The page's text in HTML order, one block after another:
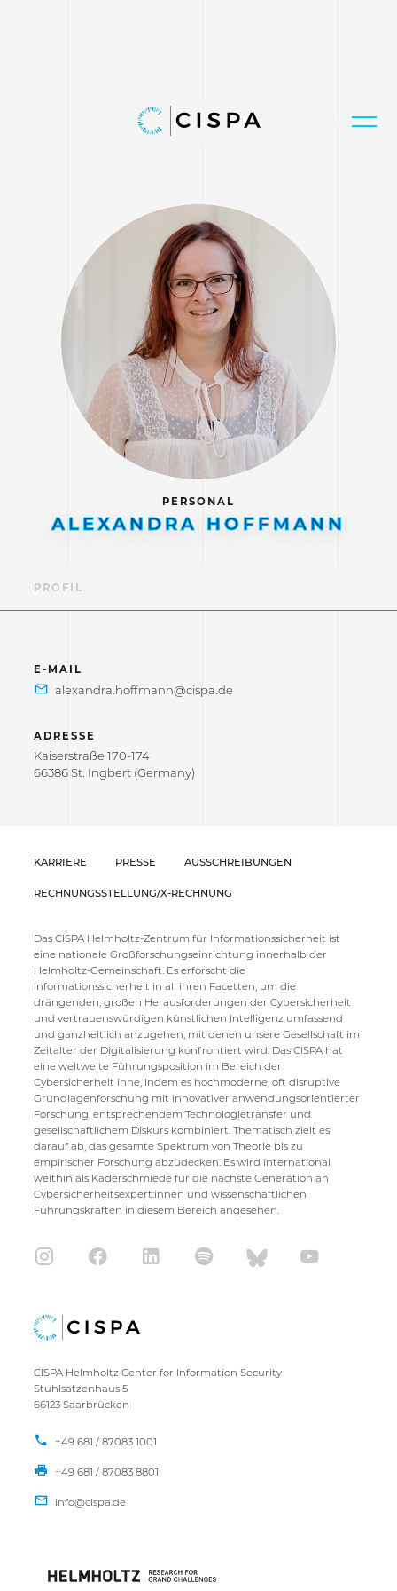
PERSONAL
ALEXANDRA HOFFMANN
PROFIL
E-MAIL
ADRESSE
Kaiserstraße 170-174
66386 St. Ingbert (Germany)
KARRIERE PRESSE AUSSCHREIBUNGEN
RECHNUNGSSTELLUNG/X-RECHNUNG
Das CISPA Helmholtz-Zentrum für Informationssicherheit ist
eine nationale Großforschungseinrichtung innerhalb der
Helmholtz-Gemeinschaft. Es erforscht die
Informationssicherheit in all ihren Facetten, um die
drängenden, großen Herausforderungen der Cybersicherheit
und vertrauenswürdigen künstlichen Intelligenz umfassend
und ganzheitlich anzugehen, mit denen unsere Gesellschaft im
Zeitalter der Digitalisierung konfrontiert wird. Das CISPA hat
eine weltweite Führungsposition im Bereich der
Cybersicherheit inne, indem es hochmoderne, oft disruptive
Grundlagenforschung mit innovativer anwendungsorientierter
Forschung, entsprechendem Technologietransfer und
gesellschaftlichem Diskurs kombiniert. Thematisch zielt es
darauf ab, das gesamte Spektrum von Theorie bis zu
empirischer Forschung abzudecken. Es wird international
weithin als Kaderschmiede für die nächste Generation an
Cybersicherheitsexpert:innen und wissenschaftlichen
Führungskräften in diesem Bereich angesehen.
CISPA Helmholtz Center for Information Security
Stuhlsatzenhaus 5
66123 Saarbrücken
+49 681 / 87083 1001
+49 681 / 87083 8801